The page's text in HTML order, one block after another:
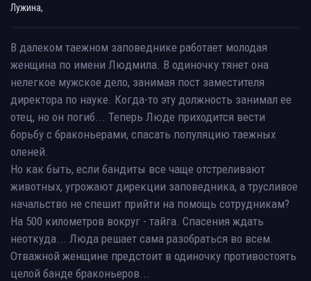
Лужина,
В далеком таежном заповеднике работает молодая
женщина по имени Людмила. В одиночку тянет она
нелегкое мужское дело, занимая пост заместителя
директора по науке. Когда-то эту должность занимал ее
отец, но он погиб... Теперь Люде приходится вести
борьбу с браконьерами, спасать популяцию таежных
оленей.
Но как быть, если бандиты все чаще отстреливают
животных, угрожают дирекции заповедника, а трусливое
начальство не спешит прийти на помощь сотрудникам?
На 500 километров вокруг - тайга. Спасения ждать
неоткуда... Люда решает сама разобраться во всем.
Отважной женщине предстоит в одиночку противостоять
целой банде браконьеров...